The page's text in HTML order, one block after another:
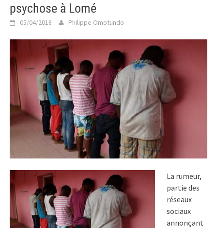
psychose à Lomé
05/04/2018 Philippe Omotundo
La rumeur,
partie des
réseaux
sociaux
annonçant